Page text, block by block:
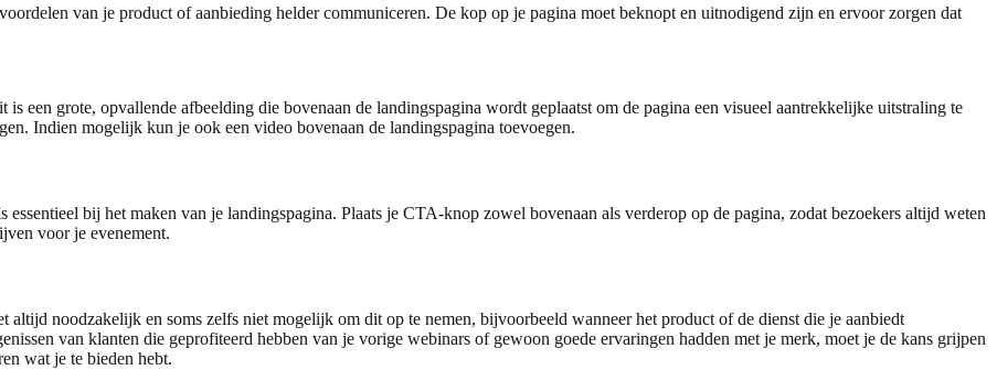
van je product of aanbieding helder communiceren. De kop op je pagina moet beknopt en uitnodigend zijn en ervoor zorgen dat
is een grote, opvallende afbeelding die bovenaan de landingspagina wordt geplaatst om de pagina een visueel aantrekkelijke uitstraling te
Indien mogelijk kun je ook een video bovenaan de landingspagina toevoegen.
essentieel bij het maken van je landingspagina. Plaats je CTA-knop zowel bovenaan als verderop op de pagina, zodat bezoekers altijd weten
voor je evenement.
altijd noodzakelijk en soms zelfs niet mogelijk om dit op te nemen, bijvoorbeeld wanneer het product of de dienst die je aanbiedt
van klanten die geprofiteerd hebben van je vorige webinars of gewoon goede ervaringen hadden met je merk, moet je de kans grijpen
wat je te bieden hebt.